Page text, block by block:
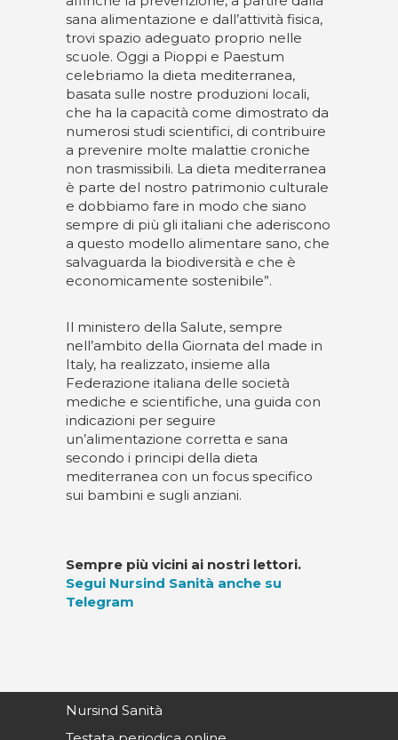
sana alimentazione e dall’attività fisica,
trovi spazio adeguato proprio nelle
scuole. Oggi a Pioppi e Paestum
celebriamo la dieta mediterranea,
basata sulle nostre produzioni locali,
che ha la capacità come dimostrato da
numerosi studi scientifici, di contribuire
a prevenire molte malattie croniche
non trasmissibili. La dieta mediterranea
è parte del nostro patrimonio culturale
e dobbiamo fare in modo che siano
sempre di più gli italiani che aderiscono
a questo modello alimentare sano, che
salvaguarda la biodiversità e che è
economicamente sostenibile”.
Il ministero della Salute, sempre
nell’ambito della Giornata del made in
Italy, ha realizzato, insieme alla
Federazione italiana delle società
mediche e scientifiche, una guida con
indicazioni per seguire
un’alimentazione corretta e sana
secondo i principi della dieta
mediterranea con un focus specifico
sui bambini e sugli anziani.
Sempre più vicini ai nostri lettori.
Segui Nursind Sanità anche su
Telegram
Nursind Sanità